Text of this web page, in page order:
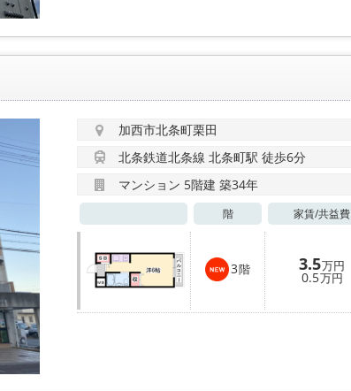
加西市北条町栗田
北条鉄道北条線 北条町駅 徒歩6分
マンション 5階建 築34年
階 家賃/共益費
3階 3.5万円
0.5万円